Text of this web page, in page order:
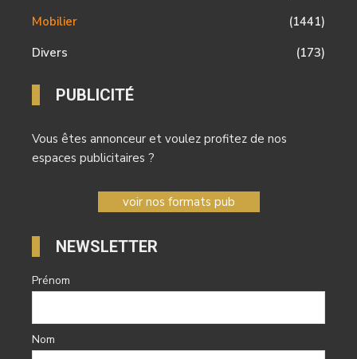
Mobilier
(1441)
Divers
(173)
PUBLICITÉ
Vous êtes annonceur et voulez profitez de nos
espaces publicitaires ?
voir nos formats pub
NEWSLETTER
Prénom
Nom